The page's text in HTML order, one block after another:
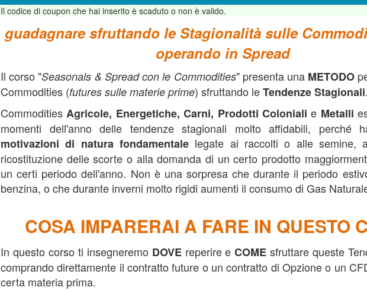
Il codice di coupon che hai inserito è scaduto o non è valido.
guadagnare sfruttando le Stagionalità sulle
operando in Spread
Il corso "Seasonals & Spread con le Commodities" presenta una METODO
Commodities (futures sulle materie prime) sfruttando leTendenze Stagionali.
Commodities Agricole, Energetiche, Carni, Prodotti Colonialie Metalli
momenti dell'anno delle tendenze stagionali molto affidabili, perché
motivazioni di natura fondamentale legate ai raccolti o alle semine,
ricostituzione delle scorte o alla domanda di un certo prodotto
un certi periodo dell'anno. Non è una sorpresa che durante il periodo
benzina, o che durante inverni molto rigidi aumenti il consumo di Gas
COSA IMPARERAI A FARE IN QUESTO
In questo corso ti insegneremo DOVEreperire e COME sfruttare queste
comprando direttamente il contratto future o un contratto di Opzione o un
certa materia prima.